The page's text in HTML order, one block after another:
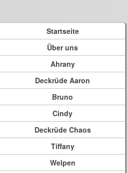
Startseite
Über uns
Ahrany
Deckrüde Aaron
Bruno
Cindy
Deckrüde Chaos
Tiffany
Welpen